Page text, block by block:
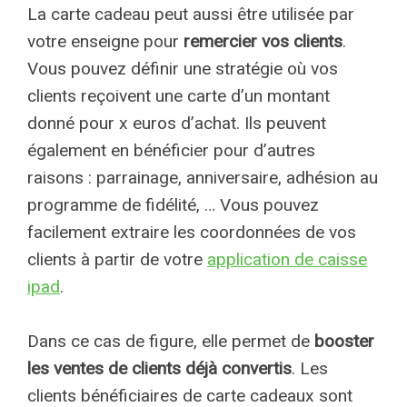
La carte cadeau peut aussi être utilisée par
votre enseigne pour remercier vos clients.
Vous pouvez définir une stratégie où vos
clients reçoivent une carte d’un montant
donné pour x euros d’achat. Ils peuvent
également en bénéficier pour d’autres
raisons : parrainage, anniversaire, adhésion au
programme de fidélité, … Vous pouvez
facilement extraire les coordonnées de vos
clients à partir de votre application de caisse
ipad.
Dans ce cas de figure, elle permet de booster
les ventes de clients déjà convertis. Les
clients bénéficiaires de carte cadeaux sont